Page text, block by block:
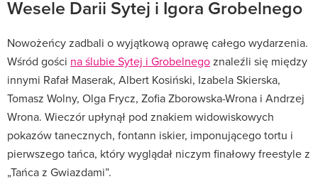
Wesele Darii Sytej i Igora Grobelnego
Nowożeńcy zadbali o wyjątkową oprawę całego wydarzenia.
Wśród gości na ślubie Sytej i Grobelnegoznaleźli się między
innymi Rafał Maserak, Albert Kosiński, Izabela Skierska,
Tomasz Wolny, Olga Frycz, Zofia Zborowska-Wrona i Andrzej
Wrona. Wieczór upłynął pod znakiem widowiskowych
pokazów tanecznych, fontann iskier, imponującego tortu i
pierwszego tańca, który wyglądał niczym finałowy freestyle z
„Tańca z Gwiazdami”.